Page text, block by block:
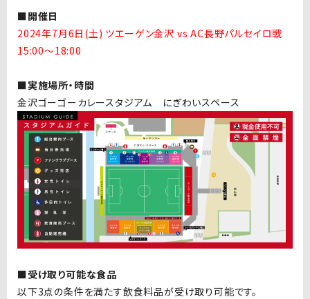
■開催日
2024年7月6日(土) ツエーゲン金沢 vs AC長野パルセイロ戦
15:00〜18:00
■実施場所・時間
金沢ゴーゴーカレースタジアム にぎわいスペース
■受け取り可能な食品
以下3点の条件を満たす飲食料品が受け取り可能です。